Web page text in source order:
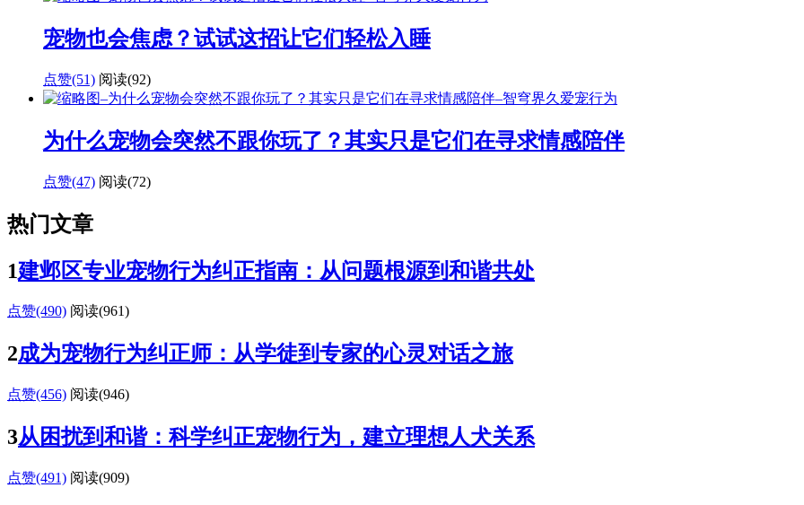
宠物也会焦虑？试试这招让它们轻松入睡
点赞(51) 阅读(92)
为什么宠物会突然不跟你玩了？其实只是它们在寻求情感陪伴
点赞(47) 阅读(72)
热门文章
1建邺区专业宠物行为纠正指南：从问题根源到和谐共处
点赞(490) 阅读(961)
2成为宠物行为纠正师：从学徒到专家的心灵对话之旅
点赞(456) 阅读(946)
3从困扰到和谐：科学纠正宠物行为，建立理想人犬关系
点赞(491) 阅读(909)